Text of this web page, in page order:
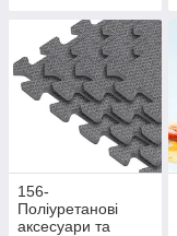
156-
Поліуретанові
аксесуари та